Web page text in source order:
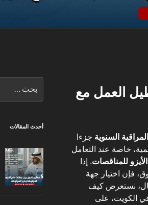
العمل مع
السنوية جزءا
خاصة عند التعامل
الأيزو للمناقصات. إذا
فإن اختيار جهة
نستعرض كيف
الكويت، على
عن:
أحدث المقالات